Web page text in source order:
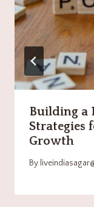
Building a
Strategies
Growth
By